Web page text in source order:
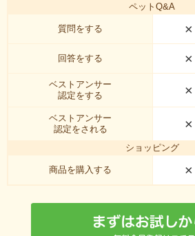
ペットQ&A
質問をする ×
回答をする ×
ベストアンサー
認定をする
×
ベストアンサー
認定をされる
×
ショッピング
商品を購入する ×